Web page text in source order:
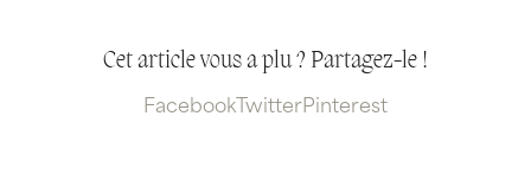
Cet article vous a plu ? Partagez-le !
Facebook TwitterPinterest